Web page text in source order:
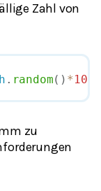
Zahl von
. random( ) * 100
zu